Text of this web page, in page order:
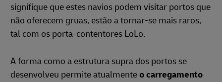
signifique que estes navios podem visitar portos que
não oferecem gruas, estão a tornar-se mais raros,
tal com os porta-contentores LoLo.
A forma como a estrutura supra dos portos se
desenvolveu permite atualmenteo carregamento